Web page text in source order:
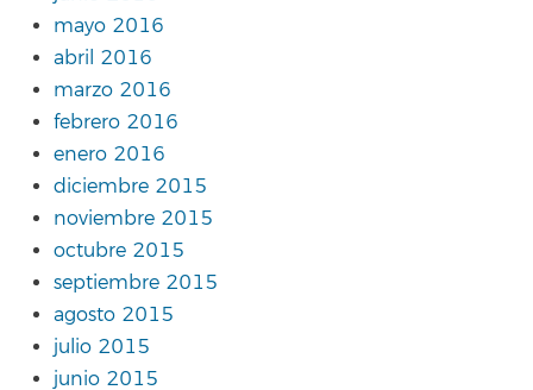
mayo 2016
abril 2016
marzo 2016
febrero 2016
enero 2016
diciembre 2015
noviembre 2015
octubre 2015
septiembre 2015
agosto 2015
julio 2015
junio 2015